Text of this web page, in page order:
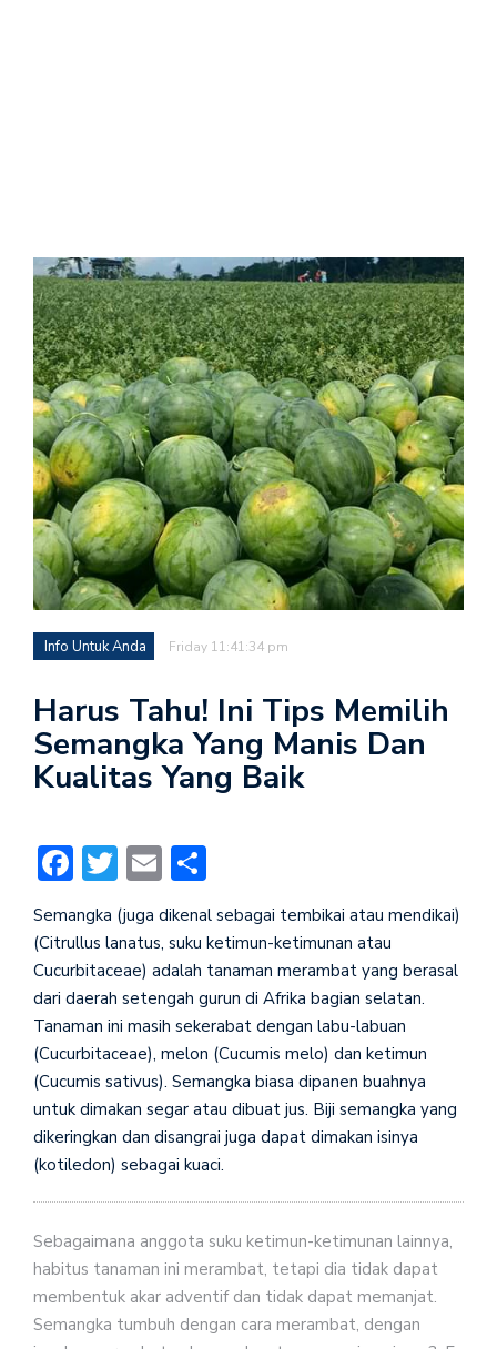
Info Untuk Anda Friday 11:41:34 pm
Harus Tahu! Ini Tips Memilih
Semangka Yang Manis Dan
Kualitas Yang Baik
Facebook
Twitter
Email
Semangka (juga dikenal sebagai tembikai atau mendikai)
(Citrullus lanatus, suku ketimun-ketimunan atau
Cucurbitaceae) adalah tanaman merambat yang berasal
dari daerah setengah gurun di Afrika bagian selatan.
Tanaman ini masih sekerabat dengan labu-labuan
(Cucurbitaceae), melon (Cucumis melo) dan ketimun
(Cucumis sativus). Semangka biasa dipanen buahnya
untuk dimakan segar atau dibuat jus. Biji semangka yang
dikeringkan dan disangrai juga dapat dimakan isinya
(kotiledon) sebagai kuaci.
Sebagaimana anggota suku ketimun-ketimunan lainnya,
habitus tanaman ini merambat, tetapi dia tidak dapat
membentuk akar adventif dan tidak dapat memanjat.
Semangka tumbuh dengan cara merambat, dengan